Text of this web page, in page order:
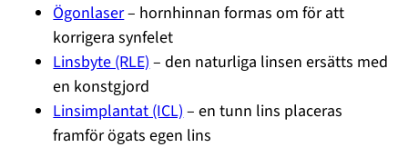
Ögonlaser– hornhinnan formas om för att
korrigera synfelet
Linsbyte (RLE) – den naturliga linsen ersätts med
en konstgjord
Linsimplantat (ICL) – en tunn lins placeras
framför ögats egen lins